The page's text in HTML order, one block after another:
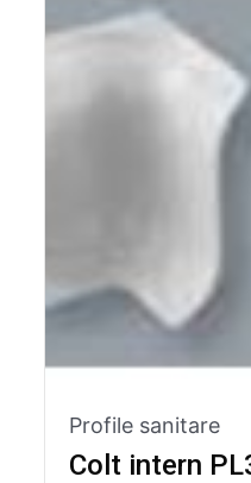
Profile sanitare
Colt intern